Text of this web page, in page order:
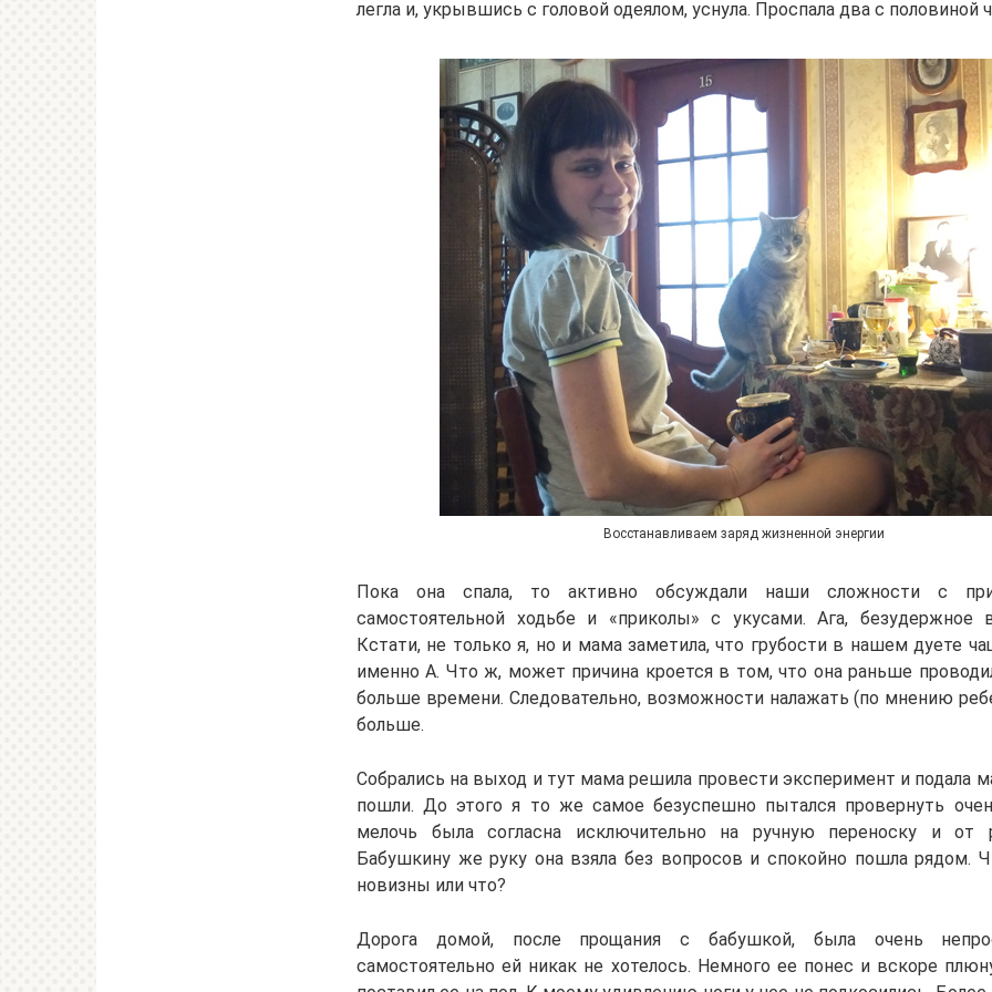
легла и, укрывшись с головой одеялом, уснула. Проспала два с половиной
Восстанавливаем заряд жизненной энергии
Пока она спала, то активно обсуждали наши сложности с
самостоятельной ходьбе и «приколы» с укусами. Ага, безудержное
Кстати, не только я, но и мама заметила, что грубости в нашем дуете
именно А. Что ж, может причина кроется в том, что она раньше
больше времени. Следовательно, возможности налажать (по мнению
больше.
Собрались на выход и тут мама решила провести эксперимент и подала
пошли. До этого я то же самое безуспешно пытался провернуть
мелочь была согласна исключительно на ручную переноску и от
Бабушкину же руку она взяла без вопросов и спокойно пошла рядом.
новизны или что?
Дорога домой, после прощания с бабушкой, была очень
самостоятельно ей никак не хотелось. Немного ее понес и вскоре